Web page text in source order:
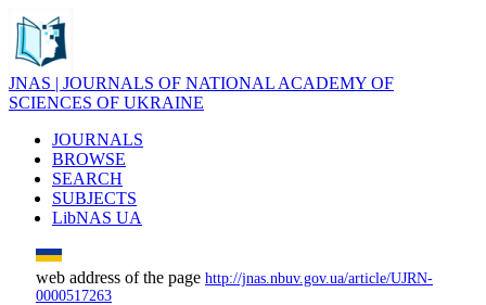
JNAS | JOURNALS OF NATIONAL ACADEMY OF
SCIENCES OF UKRAINE
JOURNALS
BROWSE
SEARCH
SUBJECTS
LibNAS UA
web address of the page http://jnas.nbuv.gov.ua/article/UJRN-
0000517263